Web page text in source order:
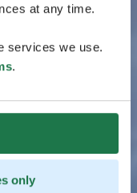
at any time.
services we use.
.
only